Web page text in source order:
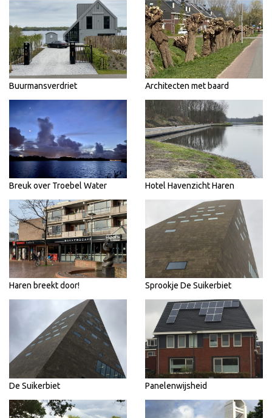
Buurmansverdriet Architecten met baard
Breuk over Troebel Water Hotel Havenzicht Haren
Haren breekt door! Sprookje De Suikerbiet
De Suikerbiet Panelenwijsheid